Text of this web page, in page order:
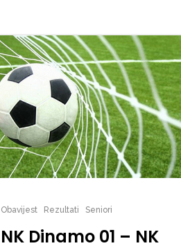
Obavijest Rezultati Seniori
NK Dinamo 01 – NK